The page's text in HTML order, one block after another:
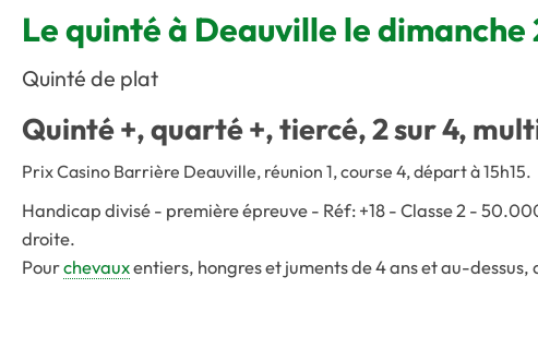
Le quinté à Deauville le dimanche
Quinté de plat
Quinté +, quarté +, tiercé, 2 sur 4,
Prix Casino Barrière Deauville, réunion 1, course 4, départ à 15h15.
Handicap divisé - première épreuve - Réf: +18 - Classe 2 -
droite.
Pourchevauxentiers, hongres et juments de 4 ans et au-